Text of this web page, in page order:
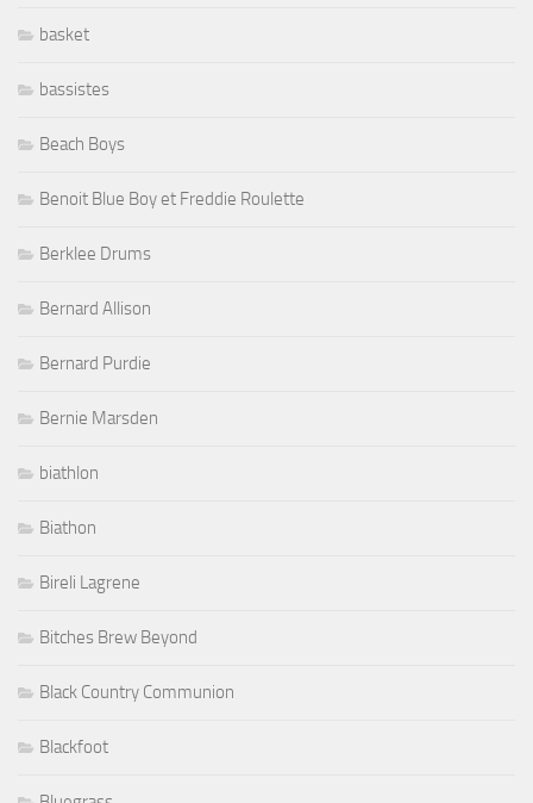
basket
bassistes
Beach Boys
Benoit Blue Boy et Freddie Roulette
Berklee Drums
Bernard Allison
Bernard Purdie
Bernie Marsden
biathlon
Biathon
Bireli Lagrene
Bitches Brew Beyond
Black Country Communion
Blackfoot